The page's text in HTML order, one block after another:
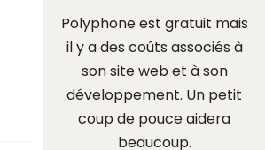
Polyphone est gratuit mais
il y a des coûts associés à
son site web et à son
développement. Un petit
coup de pouce aidera
beaucoup.